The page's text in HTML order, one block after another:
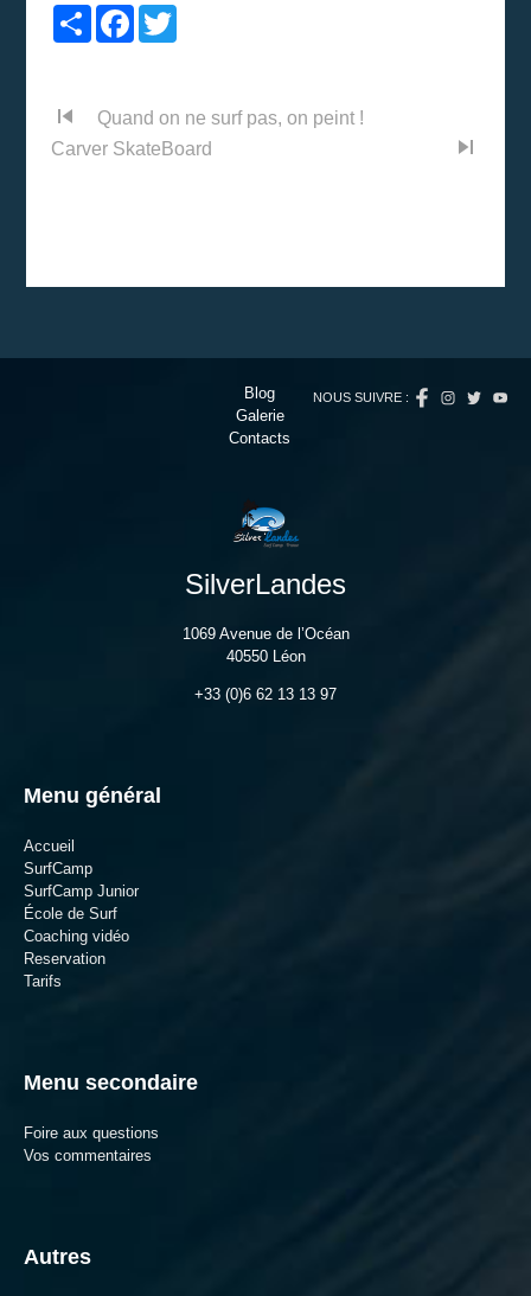
PartagerFacebook
Twitter
skip_previous
Quand on ne surf pas, on peint !
Carver SkateBoard
skip_next
Blog
Galerie
Contacts
SilverLandes
1069 Avenue de l’Océan
40550 Léon
+33 (0)6 62 13 13 97
Menu général
Accueil
SurfCamp
SurfCamp Junior
École de Surf
Coaching vidéo
Reservation
Tarifs
Menu secondaire
Foire aux questions
Vos commentaires
Autres
NOUS SUIVRE :